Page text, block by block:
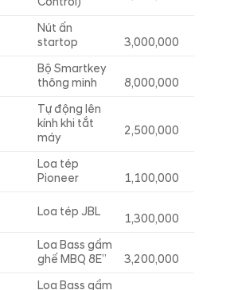
Nút ấn
startop
3,000,000
Bộ Smartkey
thông minh
8,000,000
Tự động lên
kính khi tắt
máy
2,500,000
Loa tép
Pioneer
1,100,000
Loa tép JBL 1,300,000
Loa Bass gầm
ghế MBQ 8E”
3,200,000
Loa Bass gầm